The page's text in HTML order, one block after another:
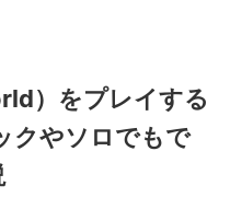
）をプレイする
クやソロでもで